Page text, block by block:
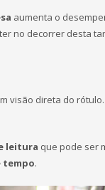
aumenta o
no decorrer desta
visão direta do rótulo.
leitura que pode ser
tempo.